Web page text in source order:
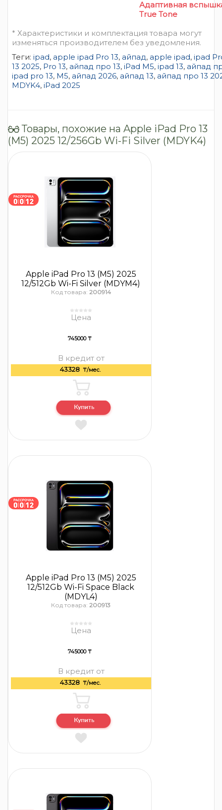
Адаптивная
True Tone
* Характеристики и комплектация товара могут
изменяться производителем без уведомления.
Теги: ipad, apple ipad Pro 13, айпад, apple ipad, ipad
13 2025, Pro 13, айпад про 13, iPad M5, ipad 13, айпад
ipad pro 13, M5, айпад 2026, айпад 13, айпад про 13
MDYK4, iPad 2025
Товары, похожие на Apple iPad Pro 13
(M5) 2025 12/256Gb Wi-Fi Silver (MDYK4)
Apple iPad Pro 13 (M5) 2025
12/512Gb Wi-Fi Silver (MDYM4)
Код товара: 200914
Цена
745000 ₸
В кредит от
43328 ₸/мес.
Apple iPad Pro 13 (M5) 2025
12/512Gb Wi-Fi Space Black
(MDYL4)
Код товара: 200913
Цена
745000 ₸
В кредит от
43328 ₸/мес.